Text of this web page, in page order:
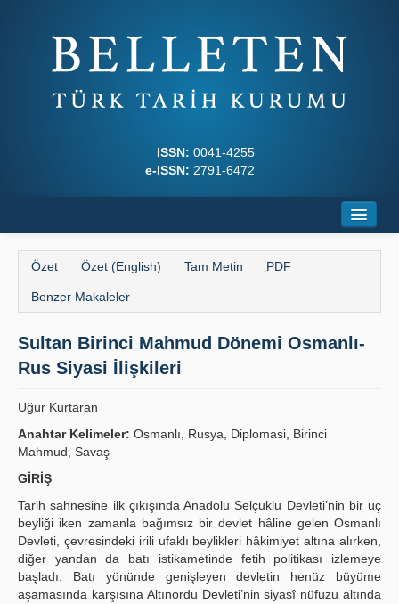
ISSN: 0041-4255
e-ISSN: 2791-6472
Dergi Kurulları
Yazım Kuralları
Kılavuzlar
Özet Özet (English) Tam Metin PDF
Benzer Makaleler
Sultan Birinci Mahmud Dönemi Osmanlı-
Rus Siyasi İlişkileri
Uğur Kurtaran
Anahtar Kelimeler: Osmanlı, Rusya, Diplomasi, Birinci
Mahmud, Savaş
GİRİŞ
Tarih sahnesine ilk çıkışında Anadolu Selçuklu Devleti’nin bir uç
beyliği iken zamanla bağımsız bir devlet hâline gelen Osmanlı
Devleti, çevresindeki irili ufaklı beylikleri hâkimiyet altına alırken,
diğer yandan da batı istikametinde fetih politikası izlemeye
başladı. Batı yönünde genişleyen devletin henüz büyüme
aşamasında karşısına Altınordu Devleti’nin siyasî nüfuzu altında